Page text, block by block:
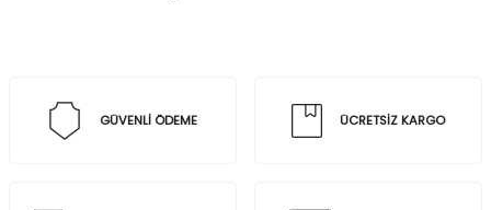
GÜVENLİ ÖDEME ÜCRETSİZ KARGO